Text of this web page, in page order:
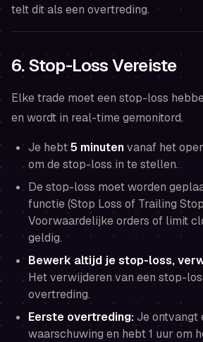
telt dit als een overtreding.
6. Stop-Loss Vereiste
Elke trade moet een stop-loss
en wordt in real-time gemonitord.
Je hebt5 minutenvanaf het
om de stop-loss in te stellen.
De stop-loss moet worden
functie (Stop Loss of Trailing
Voorwaardelijke orders of limit
geldig.
Bewerk altijd je stop-loss,
Het verwijderen van een stop-
overtreding.
Eerste overtreding:Je ontvangt
waarschuwing en hebt 1 uur om